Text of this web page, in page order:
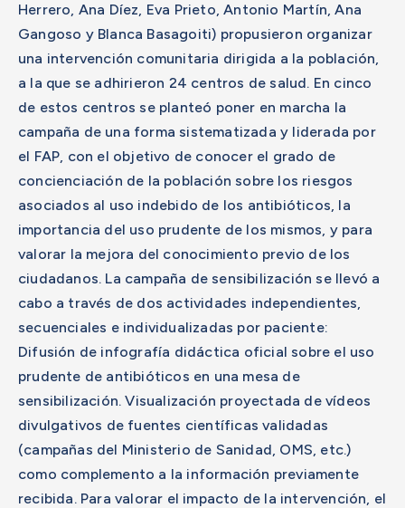
Herrero, Ana Díez, Eva Prieto, Antonio Martín, Ana
Gangoso y Blanca Basagoiti) propusieron organizar
una intervención comunitaria dirigida a la población,
a la que se adhirieron 24 centros de salud. En cinco
de estos centros se planteó poner en marcha la
campaña de una forma sistematizada y liderada por
el FAP, con el objetivo de conocer el grado de
concienciación de la población sobre los riesgos
asociados al uso indebido de los antibióticos, la
importancia del uso prudente de los mismos, y para
valorar la mejora del conocimiento previo de los
ciudadanos. La campaña de sensibilización se llevó a
cabo a través de dos actividades independientes,
secuenciales e individualizadas por paciente:
Difusión de infografía didáctica oficial sobre el uso
prudente de antibióticos en una mesa de
sensibilización. Visualización proyectada de vídeos
divulgativos de fuentes científicas validadas
(campañas del Ministerio de Sanidad, OMS, etc.)
como complemento a la información previamente
recibida. Para valorar el impacto de la intervención, el